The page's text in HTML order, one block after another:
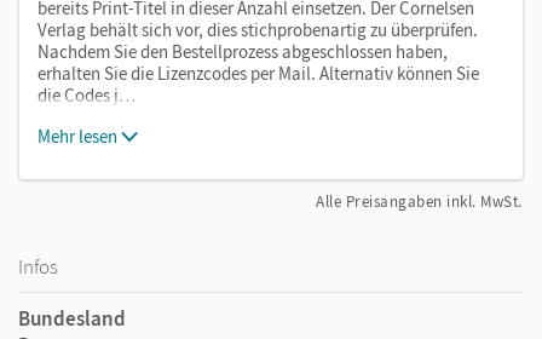
bereits Print-Titel in dieser Anzahl einsetzen. Der Cornelsen
Verlag behält sich vor, dies stichprobenartig zu überprüfen.
Nachdem Sie den Bestellprozess abgeschlossen haben,
erhalten Sie die Lizenzcodes per Mail. Alternativ können Sie
die Codes j…
Mehr lesen
Alle Preisangaben inkl. MwSt.
Infos
Bundesland